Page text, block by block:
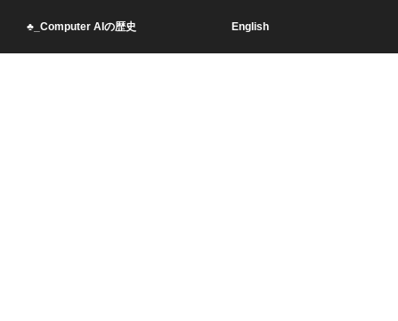
♣_Computer AIの歴史 English